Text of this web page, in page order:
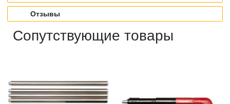
Отзывы
Сопутствующие товары